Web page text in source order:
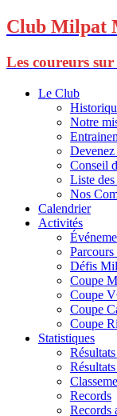
Club Milpat
Les coureurs
Le Club
Notre
Conseil
Liste
Nos
Calendrier
Activités
Défis
Coupe
Coupe
Coupe
Coupe
Statistiques
Records
Records